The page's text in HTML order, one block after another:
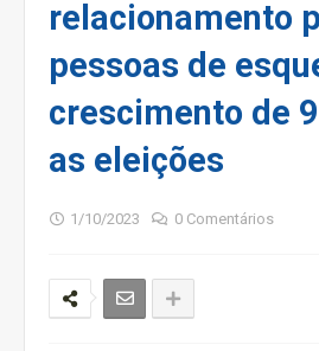
relacionamento
pessoas de
crescimento de
as eleições
1/10/2023 0 Comentários